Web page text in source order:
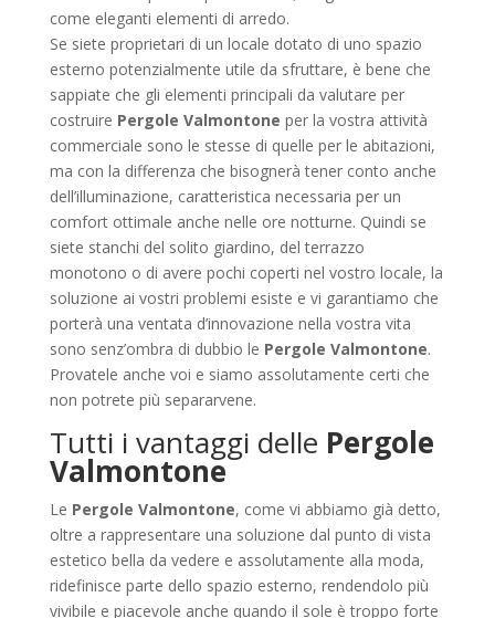
come eleganti elementi di arredo.
Se siete proprietari di un locale dotato di uno spazio
esterno potenzialmente utile da sfruttare, è bene che
sappiate che gli elementi principali da valutare per
costruire Pergole Valmontone per la vostra attività
commerciale sono le stesse di quelle per le abitazioni,
ma con la differenza che bisognerà tener conto anche
dell’illuminazione, caratteristica necessaria per un
comfort ottimale anche nelle ore notturne. Quindi se
siete stanchi del solito giardino, del terrazzo
monotono o di avere pochi coperti nel vostro locale, la
soluzione ai vostri problemi esiste e vi garantiamo che
porterà una ventata d’innovazione nella vostra vita
sono senz’ombra di dubbio le Pergole Valmontone.
Provatele anche voi e siamo assolutamente certi che
non potrete più separarvene.
Tutti i vantaggi delle Pergole
Valmontone
Le Pergole Valmontone, come vi abbiamo già detto,
oltre a rappresentare una soluzione dal punto di vista
estetico bella da vedere e assolutamente alla moda,
ridefinisce parte dello spazio esterno, rendendolo più
vivibile e piacevole anche quando il sole è troppo forte